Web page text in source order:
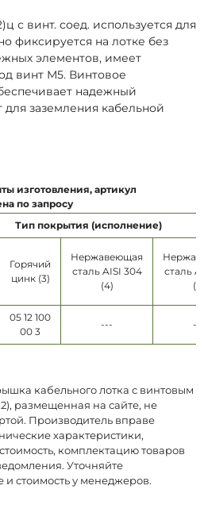
с винт. соед. используется для
фиксируется на лотке без
элементов, имеет
винт М5. Винтовое
надежный
для заземления кабельной
изготовления, артикул
по запросу
Тип покрытия (исполнение)
Горячий
цинк (3)
Нержавеющая
сталь AISI 304
(4)
сталь
(5)
05 12 100
00 3
--- ---
кабельного лотка с винтовым
размещенная на сайте, не
Производитель вправе
характеристики,
комплектацию товаров
Уточняйте
и стоимость у менеджеров.